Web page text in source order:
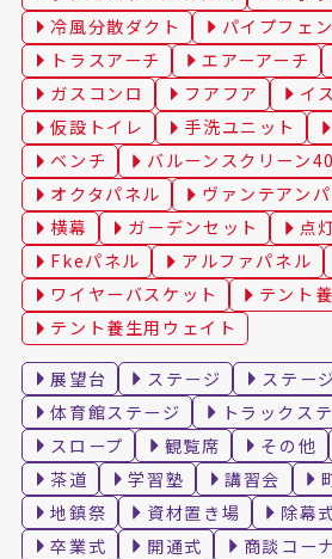
冷風分散ダクト
パイプフェ
トラスアーチ
エアーアーチ
ガスコンロ
フアフア イス
仮設トイレ
手洗ユニット
ベンチ
バルーンスクリーン
オクタパネル
ヴァンテアン
横幕
ガーデンセット
点
Fkeパネル
アルファパネル
ワイヤーバスケット
テント
テント養生用ウェイト
展望台 ステージ
ステー
体育館ステージ
トラックス
スロープ
観覧席 その他
茶道
学習塾 講習会
地鎮祭
資材置き場 除幕
卒業式
開通式 商談コー